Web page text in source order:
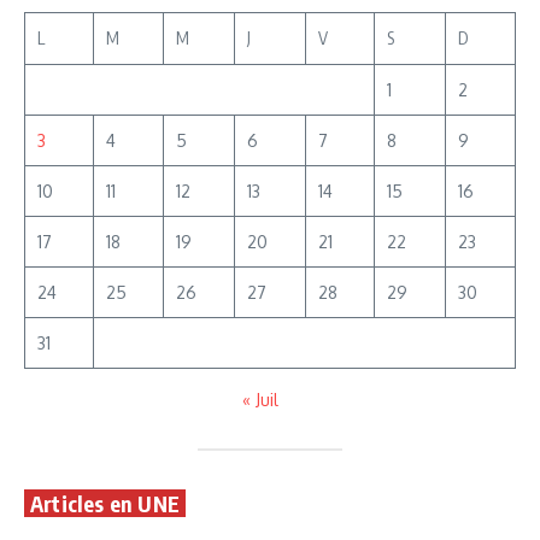
L M M J V S D
1 2
3 4 5 6 7 8 9
10 11 12 13 14 15 16
17 18 19 20 21 22 23
24 25 26 27 28 29 30
31
« Juil
Articles en UNE